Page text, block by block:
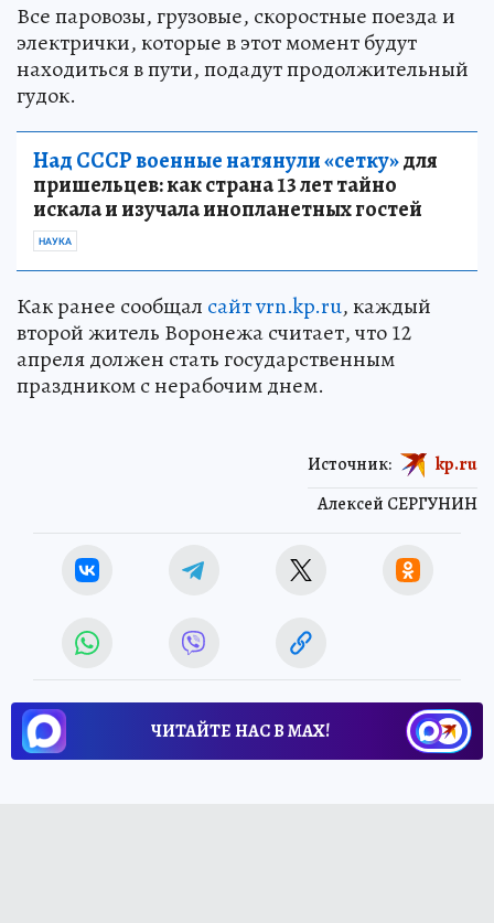
Все паровозы, грузовые, скоростные поезда и
электрички, которые в этот момент будут
находиться в пути, подадут продолжительный
гудок.
Над СССР военные натянули «сетку»для
пришельцев: как страна 13 лет тайно
искала и изучала инопланетных гостей
НАУКА
Как ранее сообщал сайт vrn.kp.ru, каждый
второй житель Воронежа считает, что 12
апреля должен стать государственным
праздником с нерабочим днем.
Алексей СЕРГУНИН
Источник: kp.ru
ЧИТАЙТЕ НАС В МАХ!